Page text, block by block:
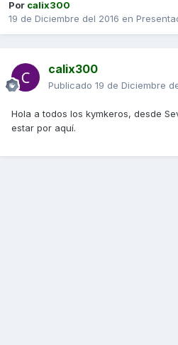
Por calix300
19 de Diciembre del 2016 en
calix300
Publicado 19 de Diciembre
Hola a todos los kymkeros, desde
estar por aquí.